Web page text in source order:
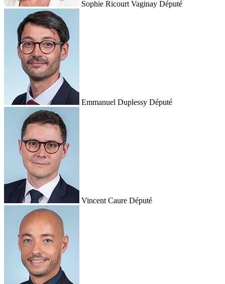
Sophie Ricourt Vaginay Député
Emmanuel Duplessy Député
Vincent Caure Député